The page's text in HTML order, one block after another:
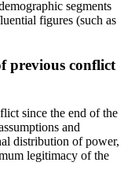
segments
figures (such as
previous conflict
since the end of the
and
distribution of power,
legitimacy of the